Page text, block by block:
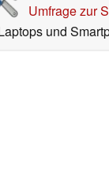
Umfrage zur
und